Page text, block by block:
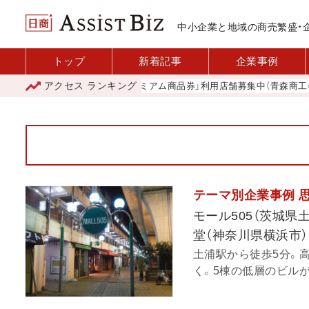
中小企業と地域の商売繁盛・
トップ 新着記事 企業事例
アクセス ランキング
「青森市プレミアム商品券」利用店舗募集中（青森商工会議
テーマ別企業事例
モール505（茨城県
堂（神奈川県横浜市
土浦駅から徒歩5分。
く。5棟の低層のビル